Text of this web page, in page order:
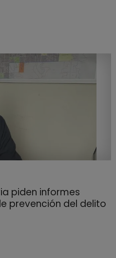
piden informes
prevención del delito